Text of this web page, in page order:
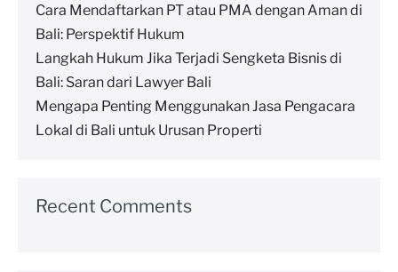
Cara Mendaftarkan PT atau PMA dengan Aman di
Bali: Perspektif Hukum
Langkah Hukum Jika Terjadi Sengketa Bisnis di
Bali: Saran dari Lawyer Bali
Mengapa Penting Menggunakan Jasa Pengacara
Lokal di Bali untuk Urusan Properti
Recent Comments